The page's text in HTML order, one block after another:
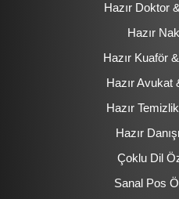
Hazır Doktor
Hazır
Hazır Kuaför
Hazır Avukat
Hazır
Hazır
Çoklu Dil
Sanal Pos